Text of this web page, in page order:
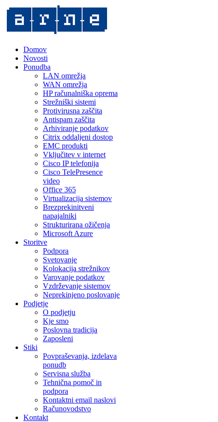
Domov
Novosti
Ponudba
LAN omrežja
WAN omrežja
HP računalniška oprema
Strežniški sistemi
Protivirusna zaščita
Antispam zaščita
Arhiviranje podatkov
Citrix oddaljeni dostop
EMC produkti
Vključitev v internet
Cisco IP telefonija
Cisco TelePresence
video
Office 365
Virtualizacija sistemov
Brezprekinitveni
napajalniki
Strukturirana ožičenja
Microsoft Azure
Storitve
Podpora
Svetovanje
Kolokacija strežnikov
Varovanje podatkov
Vzdrževanje sistemov
Neprekinjeno poslovanje
Podjetje
O podjetju
Kje smo
Poslovna tradicija
Zaposleni
Stiki
Povpraševanja, izdelava
ponudb
Servisna služba
Tehnična pomoč in
podpora
Kontaktni email naslovi
Računovodstvo
Kontakt